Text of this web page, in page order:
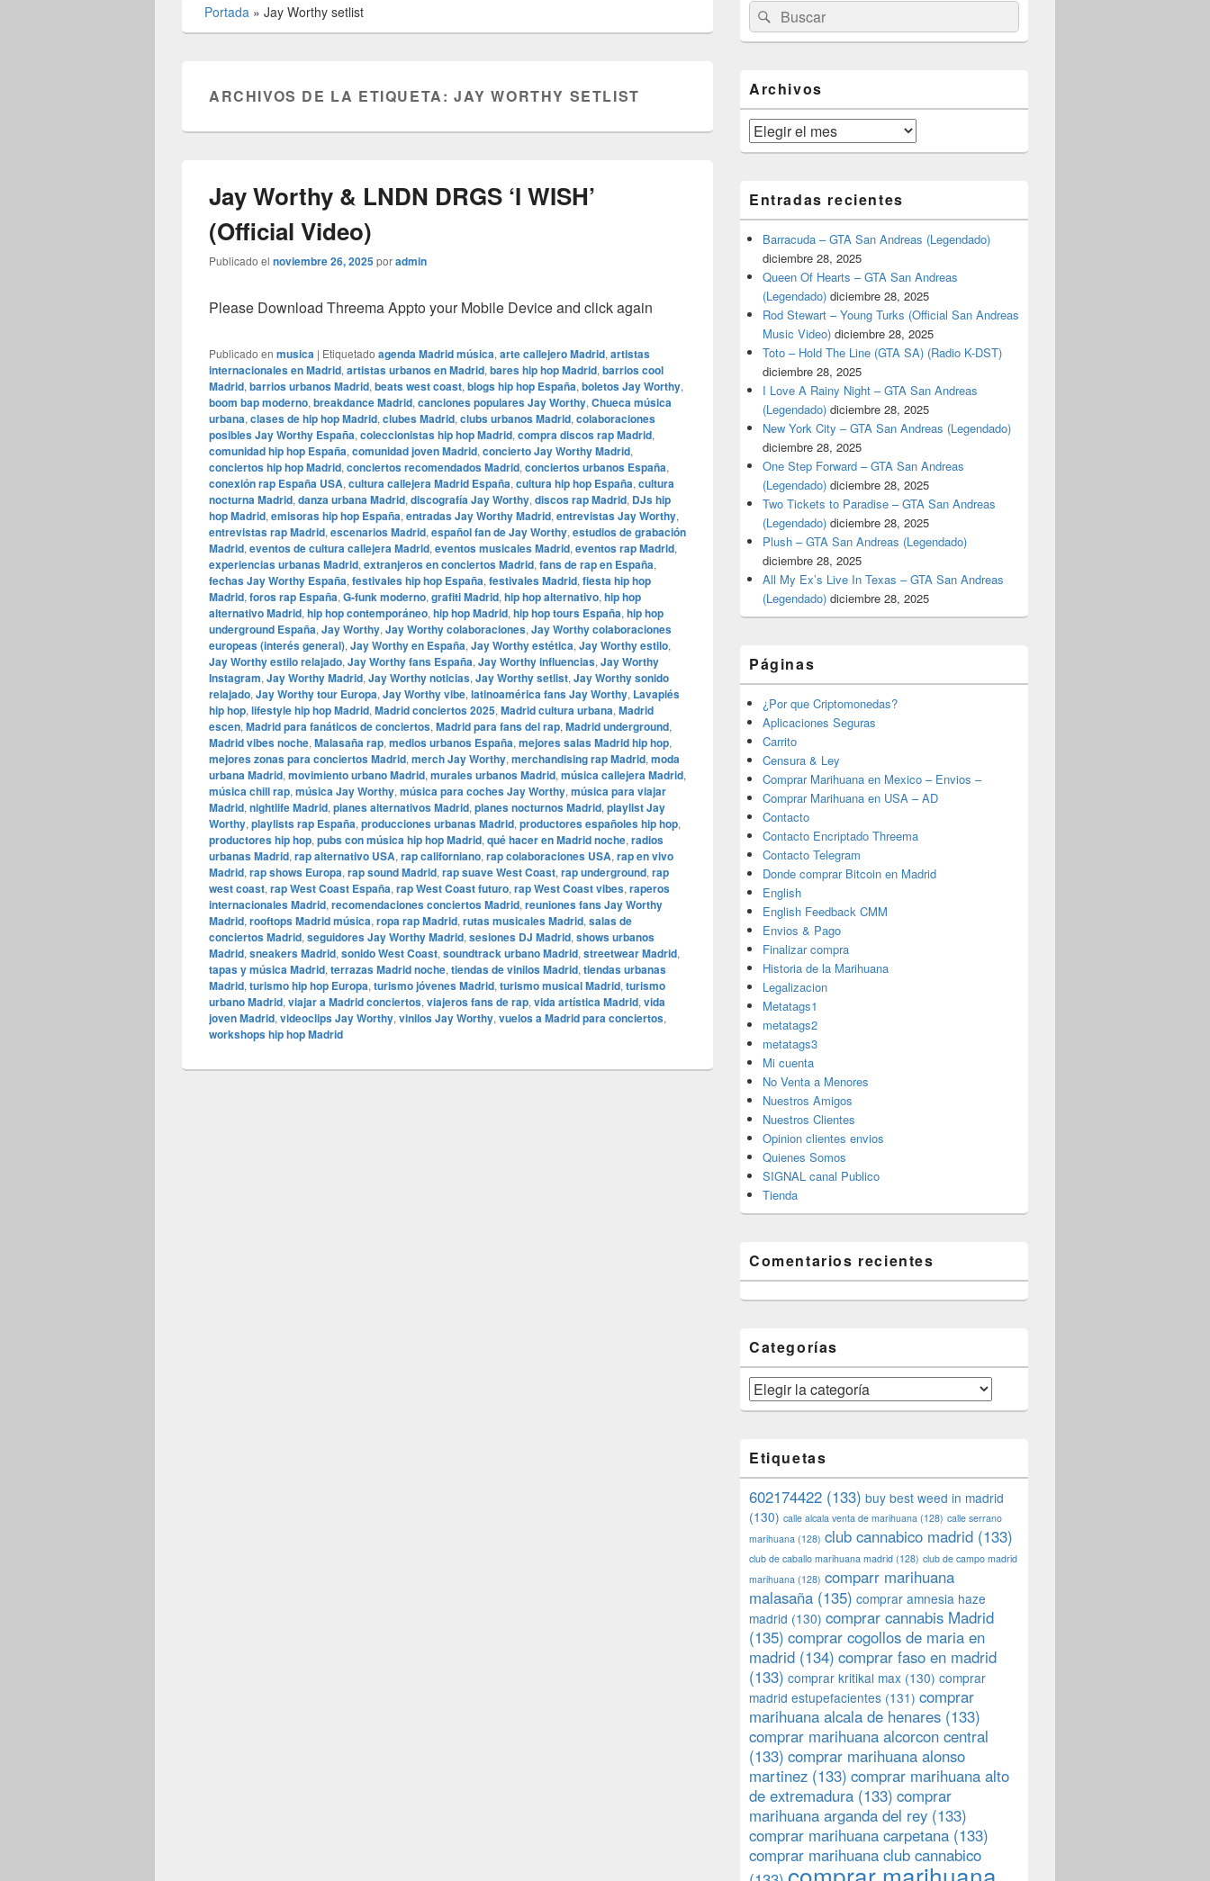
Portada » Jay Worthy setlist
ARCHIVOS DE LA ETIQUETA:JAY WORTHY SETLIST
Jay Worthy & LNDN DRGS ‘I WISH’
(Official Video)
Publicado el noviembre 26, 2025poradmin
Please Download Threema Appto your Mobile Device and click again
Publicado en musica | Etiquetado agenda Madrid música, arte callejero Madrid, artistas
internacionales en Madrid, artistas urbanos en Madrid, bares hip hop Madrid, barrios cool
Madrid, barrios urbanos Madrid, beats west coast, blogs hip hop España, boletos Jay Worthy,
boom bap moderno, breakdance Madrid, canciones populares Jay Worthy, Chueca música
urbana, clases de hip hop Madrid, clubes Madrid, clubs urbanos Madrid, colaboraciones
posibles Jay Worthy España, coleccionistas hip hop Madrid, compra discos rap Madrid,
comunidad hip hop España, comunidad joven Madrid, concierto Jay Worthy Madrid,
conciertos hip hop Madrid, conciertos recomendados Madrid, conciertos urbanos España,
conexión rap España USA, cultura callejera Madrid España, cultura hip hop España, cultura
nocturna Madrid, danza urbana Madrid, discografía Jay Worthy, discos rap Madrid, DJs hip
hop Madrid, emisoras hip hop España, entradas Jay Worthy Madrid, entrevistas Jay Worthy,
entrevistas rap Madrid, escenarios Madrid, español fan de Jay Worthy, estudios de grabación
Madrid, eventos de cultura callejera Madrid, eventos musicales Madrid, eventos rap Madrid,
experiencias urbanas Madrid, extranjeros en conciertos Madrid, fans de rap en España,
fechas Jay Worthy España, festivales hip hop España, festivales Madrid, fiesta hip hop
Madrid, foros rap España, G-funk moderno, grafiti Madrid, hip hop alternativo, hip hop
alternativo Madrid, hip hop contemporáneo, hip hop Madrid, hip hop tours España, hip hop
underground España, Jay Worthy, Jay Worthy colaboraciones, Jay Worthy colaboraciones
europeas (interés general), Jay Worthy en España, Jay Worthy estética, Jay Worthy estilo,
Jay Worthy estilo relajado, Jay Worthy fans España, Jay Worthy influencias, Jay Worthy
Instagram, Jay Worthy Madrid, Jay Worthy noticias, Jay Worthy setlist, Jay Worthy sonido
relajado, Jay Worthy tour Europa, Jay Worthy vibe, latinoamérica fans Jay Worthy, Lavapiés
hip hop, lifestyle hip hop Madrid, Madrid conciertos 2025, Madrid cultura urbana, Madrid
escen, Madrid para fanáticos de conciertos, Madrid para fans del rap, Madrid underground,
Madrid vibes noche, Malasaña rap, medios urbanos España, mejores salas Madrid hip hop,
mejores zonas para conciertos Madrid, merch Jay Worthy, merchandising rap Madrid, moda
urbana Madrid, movimiento urbano Madrid, murales urbanos Madrid, música callejera Madrid,
música chill rap, música Jay Worthy, música para coches Jay Worthy, música para viajar
Madrid, nightlife Madrid, planes alternativos Madrid, planes nocturnos Madrid, playlist Jay
Worthy, playlists rap España, producciones urbanas Madrid, productores españoles hip hop,
productores hip hop, pubs con música hip hop Madrid, qué hacer en Madrid noche, radios
urbanas Madrid, rap alternativo USA, rap californiano, rap colaboraciones USA, rap en vivo
Madrid, rap shows Europa, rap sound Madrid, rap suave West Coast, rap underground, rap
west coast, rap West Coast España, rap West Coast futuro, rap West Coast vibes, raperos
internacionales Madrid, recomendaciones conciertos Madrid, reuniones fans Jay Worthy
Madrid, rooftops Madrid música, ropa rap Madrid, rutas musicales Madrid, salas de
conciertos Madrid, seguidores Jay Worthy Madrid, sesiones DJ Madrid, shows urbanos
Madrid, sneakers Madrid, sonido West Coast, soundtrack urbano Madrid, streetwear Madrid,
tapas y música Madrid, terrazas Madrid noche, tiendas de vinilos Madrid, tiendas urbanas
Madrid, turismo hip hop Europa, turismo jóvenes Madrid, turismo musical Madrid, turismo
urbano Madrid, viajar a Madrid conciertos, viajeros fans de rap, vida artística Madrid, vida
joven Madrid, videoclips Jay Worthy, vinilos Jay Worthy, vuelos a Madrid para conciertos,
workshops hip hop Madrid
área
de
widget
lateral
primaria
Buscar
por:
Buscar
Archivos
Archivos
Entradas recientes
Barracuda – GTA San Andreas (Legendado)
diciembre 28, 2025
Queen Of Hearts – GTA San Andreas
(Legendado) diciembre 28, 2025
Rod Stewart – Young Turks (Official San Andreas
Music Video) diciembre 28, 2025
Toto – Hold The Line (GTA SA) (Radio K-DST)
diciembre 28, 2025
I Love A Rainy Night – GTA San Andreas
(Legendado) diciembre 28, 2025
New York City – GTA San Andreas (Legendado)
diciembre 28, 2025
One Step Forward – GTA San Andreas
(Legendado) diciembre 28, 2025
Two Tickets to Paradise – GTA San Andreas
(Legendado) diciembre 28, 2025
Plush – GTA San Andreas (Legendado)
diciembre 28, 2025
All My Ex’s Live In Texas – GTA San Andreas
(Legendado) diciembre 28, 2025
Páginas
¿Por que Criptomonedas?
Aplicaciones Seguras
Carrito
Censura & Ley
Comprar Marihuana en Mexico – Envios –
Comprar Marihuana en USA – AD
Contacto
Contacto Encriptado Threema
Contacto Telegram
Donde comprar Bitcoin en Madrid
English
English Feedback CMM
Envios & Pago
Finalizar compra
Historia de la Marihuana
Legalizacion
Metatags1
metatags2
metatags3
Mi cuenta
No Venta a Menores
Nuestros Amigos
Nuestros Clientes
Opinion clientes envios
Quienes Somos
SIGNAL canal Publico
Tienda
Comentarios recientes
Categorías
Categorías
Etiquetas
602174422 (133) buy best weed in madrid
(130) calle alcala venta de marihuana (128) calle serrano
marihuana (128) club cannabico madrid (133)
club de caballo marihuana madrid (128) club de campo madrid
marihuana (128) comparr marihuana
malasaña (135) comprar amnesia haze
madrid (130) comprar cannabis Madrid
(135) comprar cogollos de maria en
madrid (134) comprar faso en madrid
(133) comprar kritikal max (130) comprar
madrid estupefacientes (131) comprar
marihuana alcala de henares (133)
comprar marihuana alcorcon central
(133) comprar marihuana alonso
martinez (133) comprar marihuana alto
de extremadura (133) comprar
marihuana arganda del rey (133)
comprar marihuana carpetana (133)
comprar marihuana club cannabico